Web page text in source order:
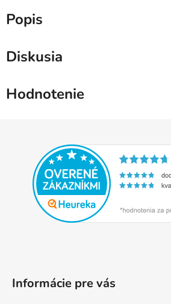
Popis
Diskusia
Hodnotenie
Informácie pre vás